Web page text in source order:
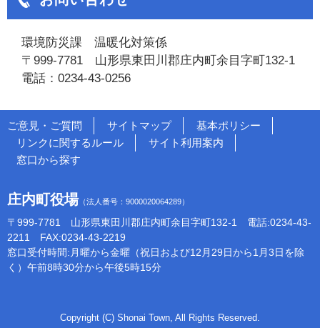
環境防災課 温暖化対策係
〒999-7781 山形県東田川郡庄内町余目字町132-1
電話：0234-43-0256
ご意見・ご質問 サイトマップ
基本ポリシー
リンクに関するルール
サイト利用案内
窓口から探す
庄内町役場（法人番号：9000020064289）
〒999-7781 山形県東田川郡庄内町余目字町132-1 電話:0234-43-
2211 FAX:0234-43-2219
窓口受付時間:月曜から金曜（祝日および12月29日から1月3日を除
く）午前8時30分から午後5時15分
Copyright (C) Shonai Town, All Rights Reserved.